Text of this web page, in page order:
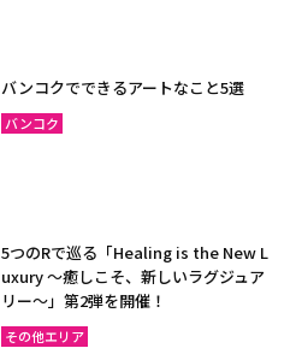
バンコクでできるアートなこと5選
バンコク
5つのRで巡る「Healing is the New L
uxury ～癒しこそ、新しいラグジュア
リー〜」第2弾を開催！
その他エリア